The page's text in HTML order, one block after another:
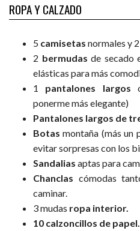
ROPA Y CALZADO
5 camisetas normales y
2 bermudas de secado
elásticas para más
1 pantalones largos
ponerme más elegante)
Pantalones largos de
Botas montaña (más un
evitar sorpresas con los
Sandalias aptas para
Chanclas cómodas
caminar.
3 mudas ropa interior.
10 calzoncillos de papel.